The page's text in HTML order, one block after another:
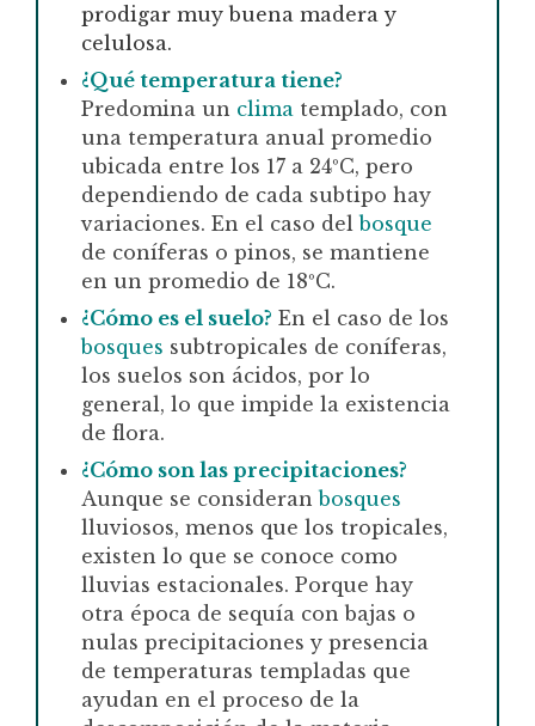
prodigar muy buena madera y
celulosa.
¿Qué temperatura tiene?
Predomina un clima templado, con
una temperatura anual promedio
ubicada entre los 17 a 24ºC, pero
dependiendo de cada subtipo hay
variaciones. En el caso delbosque
de coníferas o pinos, se mantiene
en un promedio de 18ºC.
¿Cómo es el suelo? En el caso de los
bosques subtropicales de coníferas,
los suelos son ácidos, por lo
general, lo que impide la existencia
de flora.
¿Cómo son las precipitaciones?
Aunque se consideranbosques
lluviosos, menos que los tropicales,
existen lo que se conoce como
lluvias estacionales. Porque hay
otra época de sequía con bajas o
nulas precipitaciones y presencia
de temperaturas templadas que
ayudan en el proceso de la